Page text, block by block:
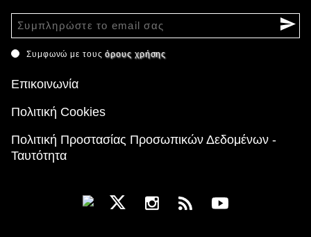
Συμφωνώ με τουςόρους χρήσης
Επικοινωνία
Πολιτική Cookies
Πολιτική Προστασίας Προσωπικών Δεδομένων -
Ταυτότητα